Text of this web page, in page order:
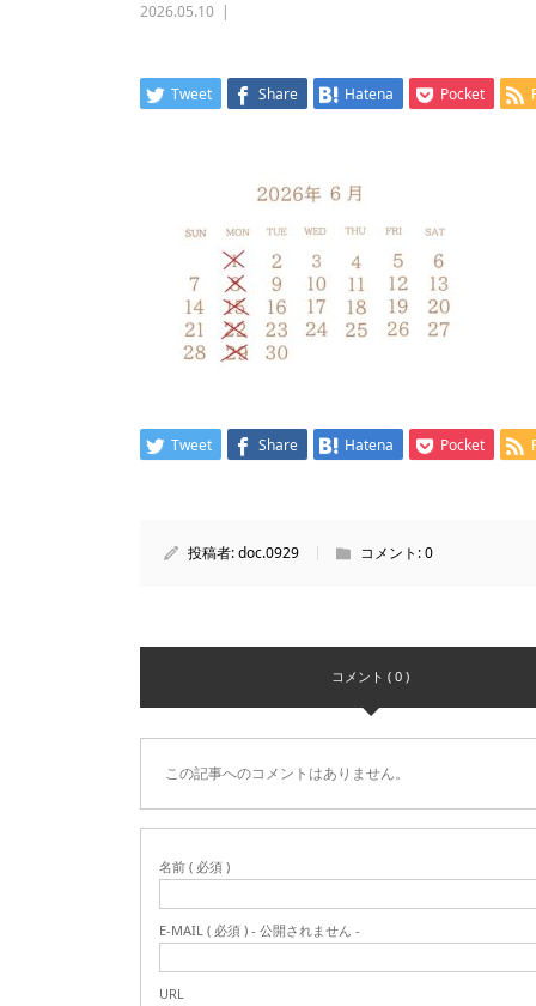
2026.05.10
Tweet Share Hatena Pocket
Tweet Share Hatena Pocket
投稿者:doc.0929 コメント:0
コメント ( 0 )
この記事へのコメントはありません。
名前 ( 必須 )
E-MAIL ( 必須 ) - 公開されません -
URL